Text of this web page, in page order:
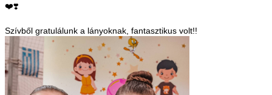
❤️❣️
Szívből gratulálunk a lányoknak, fantasztikus volt!!